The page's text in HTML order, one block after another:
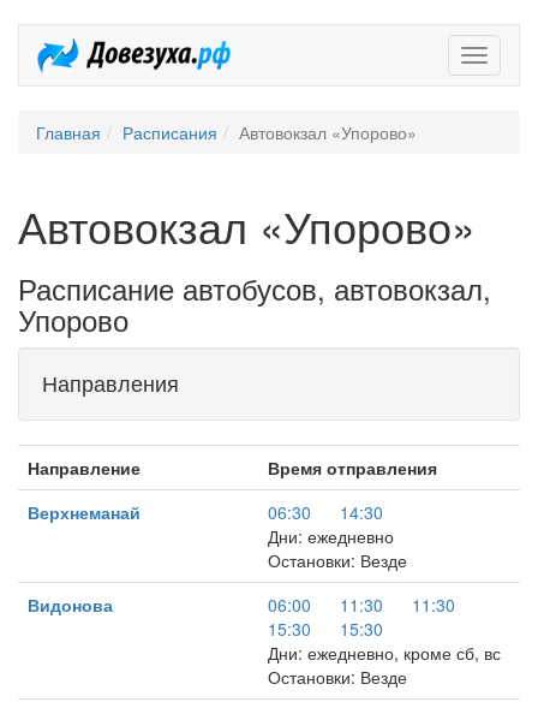
Главная Расписания Автовокзал «Упорово»
Автовокзал «Упорово»
Расписание автобусов, автовокзал,
Упорово
Направления
Направление
Время отправления
Верхнеманай
06:30
14:30
Дни: ежедневно
Остановки: Везде
Видонова
06:00 11:30
11:30
15:30
15:30
Дни: ежедневно, кроме сб, вс
Остановки: Везде